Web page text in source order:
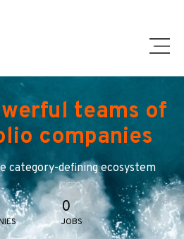
teams of
companies
category-defining ecosystem
0
JOBS